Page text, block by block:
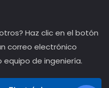
Haz clic en el botón
correo electrónico
de ingeniería.